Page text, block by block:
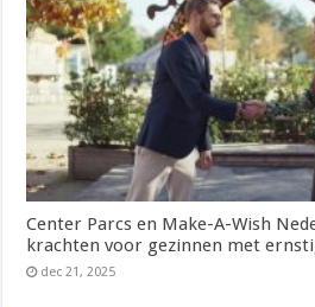
Center Parcs en Make-A-Wish
krachten voor gezinnen met
dec 21, 2025